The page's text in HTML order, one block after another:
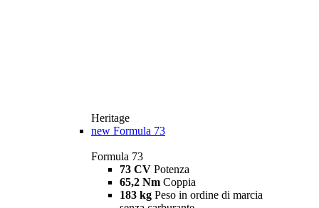
Heritage
new Formula 73
Formula 73
73 CV Potenza
65,2 Nm Coppia
183 kg Peso in ordine di marcia